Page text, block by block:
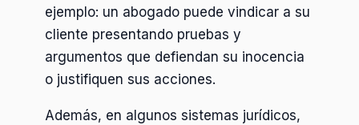
ejemplo: un abogado puede vindicar a su
cliente presentando pruebas y
argumentos que defiendan su inocencia
o justifiquen sus acciones.
Además, en algunos sistemas jurídicos,